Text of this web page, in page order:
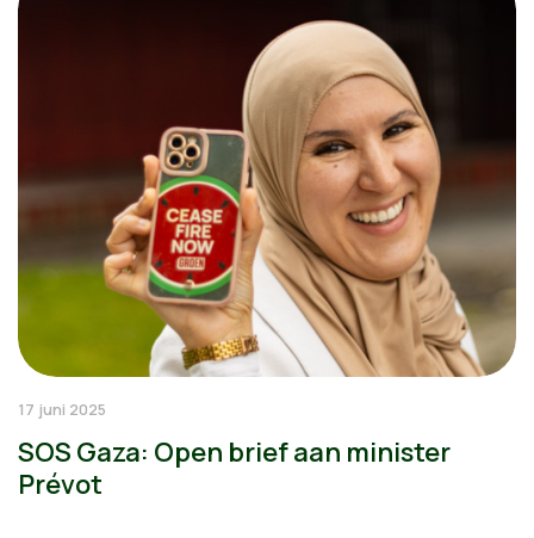
17 juni 2025
SOS Gaza: Open brief aan minister
Prévot